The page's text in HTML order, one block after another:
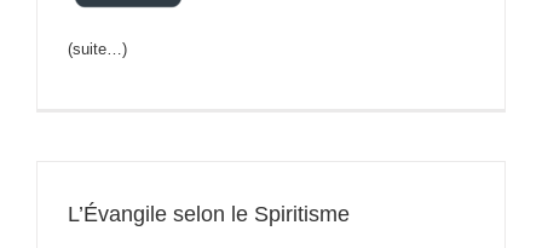
(suite…)
L’Évangile selon le Spiritisme